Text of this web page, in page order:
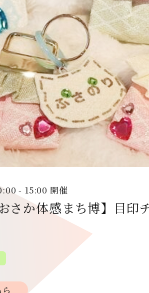
- 15:00 開催
さか体感まち博】目印